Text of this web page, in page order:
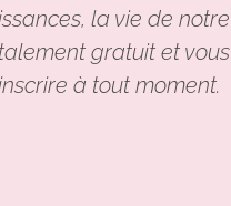
la vie de notre
gratuit et vous
à tout moment.